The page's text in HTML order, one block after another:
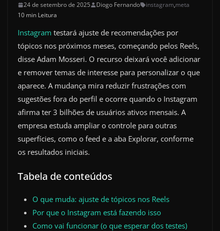
24 de setembro de 2025 Diogo Fernando instagram,meta
10 min Leitura
Instagram testará ajuste de recomendações por
tópicos nos próximos meses, começando pelos Reels,
disse Adam Mosseri. O recurso deixará você adicionar
e remover temas de interesse para personalizar o que
aparece. A mudança mira reduzir frustrações com
sugestões fora do perfil e ocorre quando o Instagram
afirma ter 3 bilhões de usuários ativos mensais. A
empresa estuda ampliar o controle para outras
superfícies, como o feed e a aba Explorar, conforme
os resultados iniciais.
Tabela de conteúdos
O que muda: ajuste de tópicos nos Reels
Por que o Instagram está fazendo isso
Como vai funcionar (o que esperar dos testes)